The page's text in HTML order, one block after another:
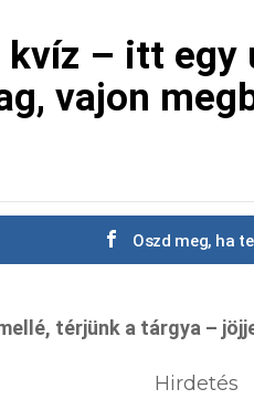
kvíz – itt egy
vajon
Oszd meg, ha
térjünk a tárgya –
Hirdetés